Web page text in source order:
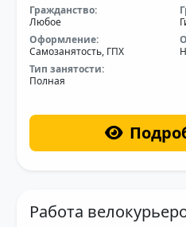
Гражданство:
Любое
Оформление:
Самозанятость, ГПХ
Тип занятости:
Полная
Работа